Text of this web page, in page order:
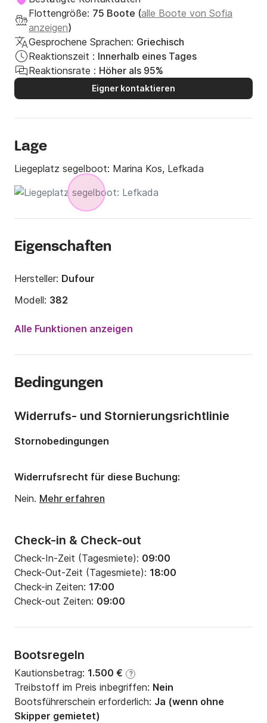
Flottengröße: 75 Boote (alle Boote von Sofia
anzeigen)
Gesprochene Sprachen: Griechisch
Reaktionszeit : Innerhalb eines Tages
Reaktionsrate : Höher als 95%
Eigner kontaktieren
Lage
Liegeplatz segelboot: Marina Kos, Lefkada
Eigenschaften
Hersteller: Dufour
Modell: 382
2016
Anzahl Schlafplätze:
Tiefgang:1.9m
Motorleistung:40PS
Alle Funktionen anzeigen
Bedingungen
Check-in & Check-out
Check-In-Zeit (Tagesmiete): 09:00
Check-Out-Zeit (Tagesmiete): 18:00
Check-in Zeiten: 17:00
Check-out Zeiten: 09:00
Bootsregeln
Kautionsbetrag: 1.500 € ?
Treibstoff im Preis inbegriffen: Nein
Bootsführerschein erforderlich: Ja (wenn ohne
Skipper gemietet)
Widerrufs- und Stornierungsrichtlinie
Stornobedingungen
Widerrufsrecht für diese Buchung:
Nein. Mehr erfahren